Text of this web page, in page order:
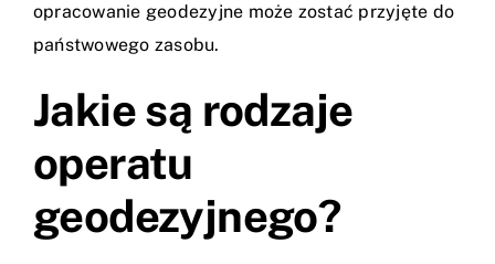
opracowanie geodezyjne może zostać przyjęte do
państwowego zasobu.
Jakie są rodzaje
operatu
geodezyjnego?